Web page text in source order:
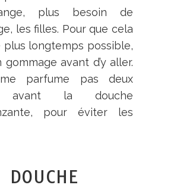
plus besoin de
les filles. Pour que cela
plus longtemps possible,
gommage avant d’y aller.
parfume pas deux
avant la douche
pour éviter les
DOUCHE